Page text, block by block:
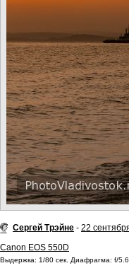
Сергей Трэйне - 22
Canon EOS 550D
Выдержка: 1/80 сек. Диафрагма: f/